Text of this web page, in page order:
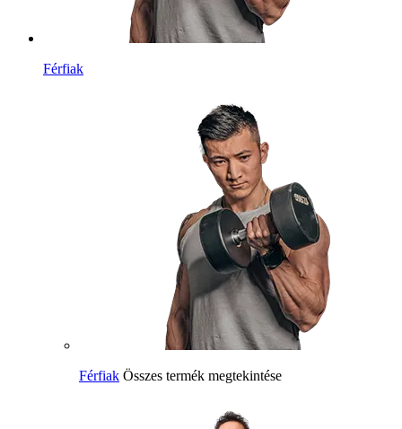
Férfiak
Férfiak Összes termék megtekintése